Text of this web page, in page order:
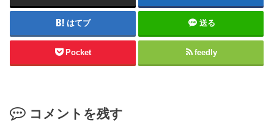
はてブ 送る
Pocket feedly
コメントを残す